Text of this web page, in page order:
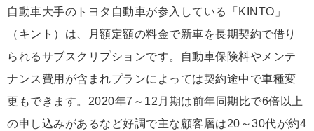
自動車大手のトヨタ自動車が参入している「KINTO」
（キント）は、月額定額の料金で新車を長期契約で借り
られるサブスクリプションです。自動車保険料やメンテ
ナンス費用が含まれプランによっては契約途中で車種変
更もできます。2020年7～12月期は前年同期比で6倍以上
の申し込みがあるなど好調で主な顧客層は20～30代が約4